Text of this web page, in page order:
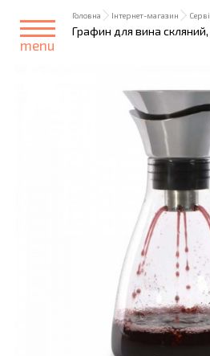
menu
Головна Інтернет-магазин
Графин для вина